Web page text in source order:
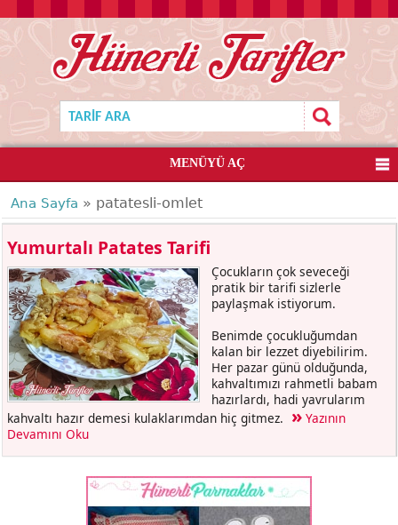
MENÜYÜ AÇ
Ana Sayfa » patatesli-omlet
Yumurtalı Patates Tarifi
Çocukların çok seveceği
pratik bir tarifi sizlerle
paylaşmak istiyorum.
Benimde çocukluğumdan
kalan bir lezzet diyebilirim.
Her pazar günü olduğunda,
kahvaltımızı rahmetli babam
hazırlardı, hadi yavrularım
kahvaltı hazır demesi kulaklarımdan hiç gitmez.
Yazının
Devamını Oku